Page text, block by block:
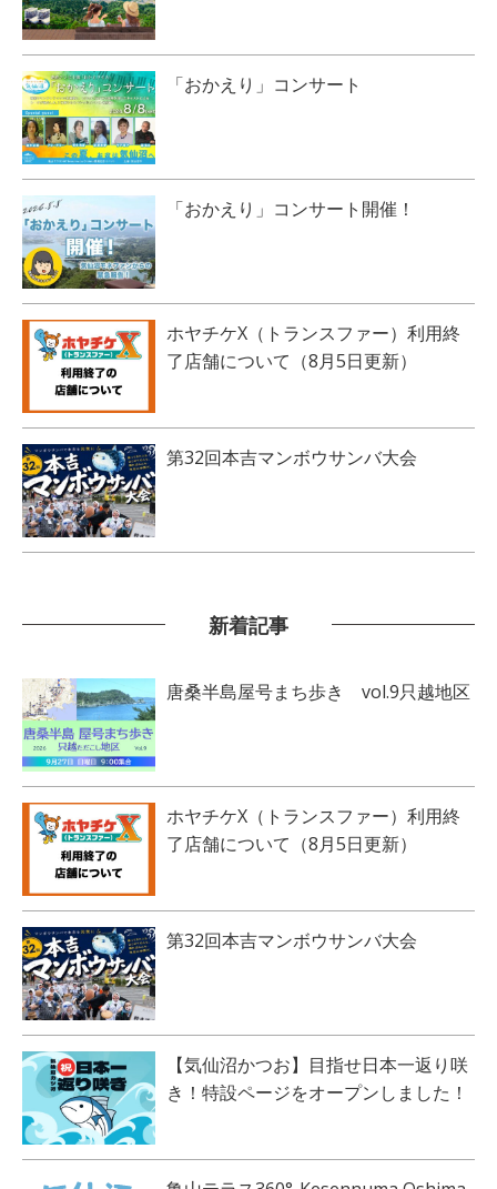
「おかえり」コンサート
「おかえり」コンサート開催！
ホヤチケX（トランスファー）利用終
了店舗について（8月5日更新）
第32回本吉マンボウサンバ大会
新着記事
唐桑半島屋号まち歩き vol.9只越地区
ホヤチケX（トランスファー）利用終
了店舗について（8月5日更新）
第32回本吉マンボウサンバ大会
【気仙沼かつお】目指せ日本一返り咲
き！特設ページをオープンしました！